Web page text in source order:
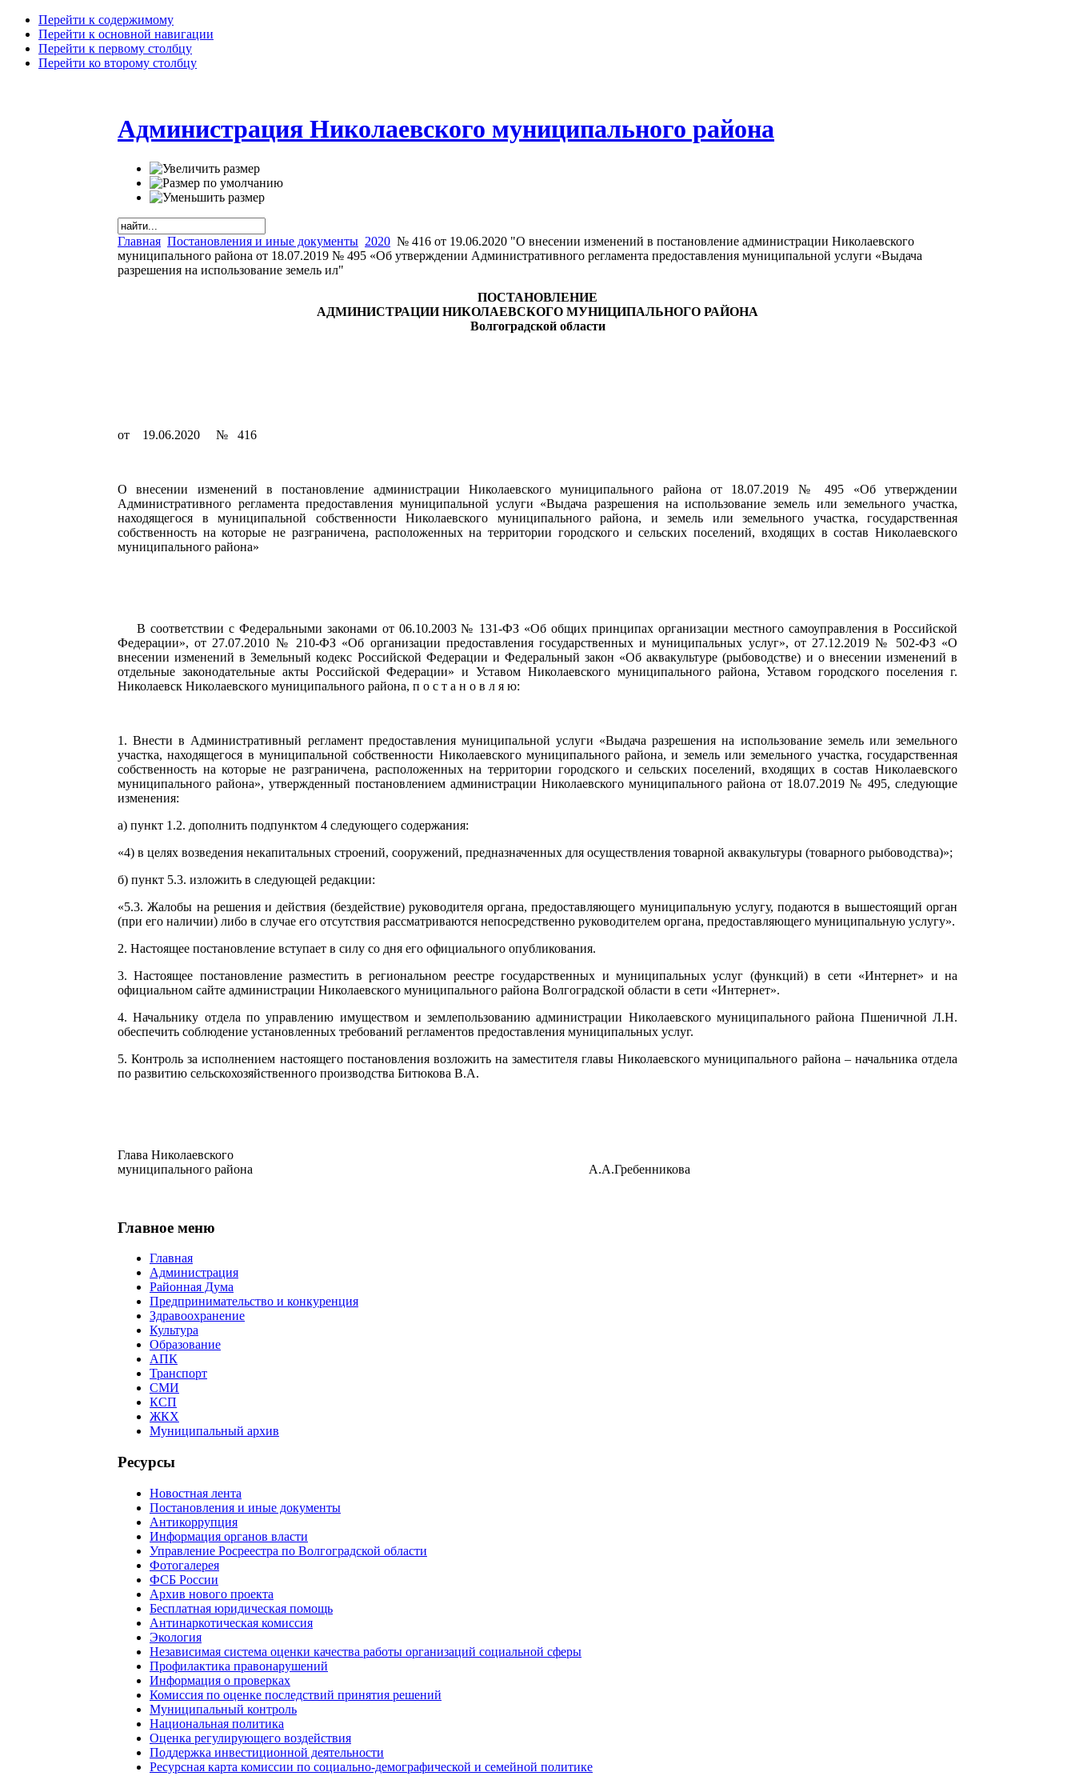
Перейти к содержимому
Перейти к основной навигации
Перейти к первому столбцу
Перейти ко второму столбцу
Администрация Николаевского муниципального района
Главная Постановления и иные документы 2020 № 416 от 19.06.2020 "О внесении изменений в постановление администрации Николаевского
муниципального района от 18.07.2019 № 495 «Об утверждении Административного регламента предоставления муниципальной услуги «Выдача
разрешения на использование земель ил"
ПОСТАНОВЛЕНИЕ
АДМИНИСТРАЦИИ НИКОЛАЕВСКОГО МУНИЦИПАЛЬНОГО РАЙОНА
Волгоградской области
от 19.06.2020 № 416
О внесении изменений в постановление администрации Николаевского муниципального района от 18.07.2019 № 495 «Об утверждении
Административного регламента предоставления муниципальной услуги «Выдача разрешения на использование земель или земельного участка,
находящегося в муниципальной собственности Николаевского муниципального района, и земель или земельного участка, государственная
собственность на которые не разграничена, расположенных на территории городского и сельских поселений, входящих в состав Николаевского
муниципального района»
В соответствии с Федеральными законами от 06.10.2003 № 131-ФЗ «Об общих принципах организации местного самоуправления в Российской
Федерации», от 27.07.2010 № 210-ФЗ «Об организации предоставления государственных и муниципальных услуг», от 27.12.2019 № 502-ФЗ «О
внесении изменений в Земельный кодекс Российской Федерации и Федеральный закон «Об аквакультуре (рыбоводстве) и о внесении изменений в
отдельные законодательные акты Российской Федерации» и Уставом Николаевского муниципального района, Уставом городского поселения г.
Николаевск Николаевского муниципального района, п о с т а н о в л я ю:
1. Внести в Административный регламент предоставления муниципальной услуги «Выдача разрешения на использование земель или земельного
участка, находящегося в муниципальной собственности Николаевского муниципального района, и земель или земельного участка, государственная
собственность на которые не разграничена, расположенных на территории городского и сельских поселений, входящих в состав Николаевского
муниципального района», утвержденный постановлением администрации Николаевского муниципального района от 18.07.2019 № 495, следующие
изменения:
а) пункт 1.2. дополнить подпунктом 4 следующего содержания:
«4) в целях возведения некапитальных строений, сооружений, предназначенных для осуществления товарной аквакультуры (товарного рыбоводства)»;
б) пункт 5.3. изложить в следующей редакции:
«5.3. Жалобы на решения и действия (бездействие) руководителя органа, предоставляющего муниципальную услугу, подаются в вышестоящий орган
(при его наличии) либо в случае его отсутствия рассматриваются непосредственно руководителем органа, предоставляющего муниципальную услугу».
2. Настоящее постановление вступает в силу со дня его официального опубликования.
3. Настоящее постановление разместить в региональном реестре государственных и муниципальных услуг (функций) в сети «Интернет» и на
официальном сайте администрации Николаевского муниципального района Волгоградской области в сети «Интернет».
4. Начальнику отдела по управлению имуществом и землепользованию администрации Николаевского муниципального района Пшеничной Л.Н.
обеспечить соблюдение установленных требований регламентов предоставления муниципальных услуг.
5. Контроль за исполнением настоящего постановления возложить на заместителя главы Николаевского муниципального района – начальника отдела
по развитию сельскохозяйственного производства Битюкова В.А.
Глава Николаевского
муниципального района А.А.Гребенникова
Главное меню
Главная
Администрация
Районная Дума
Предпринимательство и конкуренция
Здравоохранение
Культура
Образование
АПК
Транспорт
СМИ
КСП
ЖКХ
Муниципальный архив
Ресурсы
Новостная лента
Постановления и иные документы
Антикоррупция
Информация органов власти
Управление Росреестра по Волгоградской области
Фотогалерея
ФСБ России
Архив нового проекта
Бесплатная юридическая помощь
Антинаркотическая комиссия
Экология
Независимая система оценки качества работы организаций социальной сферы
Профилактика правонарушений
Информация о проверках
Комиссия по оценке последствий принятия решений
Муниципальный контроль
Национальная политика
Оценка регулирующего воздействия
Поддержка инвестиционной деятельности
Ресурсная карта комиссии по социально-демографической и семейной политике